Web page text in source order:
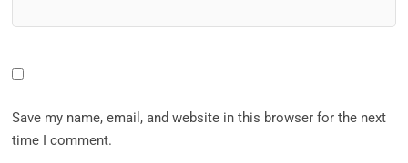
Save my name, email, and website in this browser for the next
time I comment.